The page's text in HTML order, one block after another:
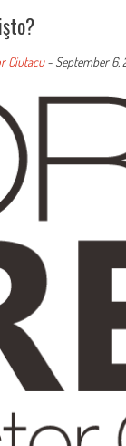
Ciutacu- September 6,